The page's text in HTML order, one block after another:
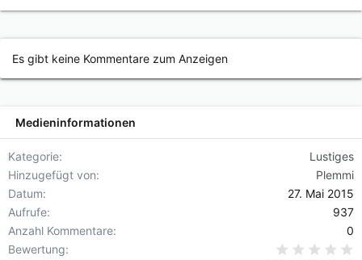
a
t
i
o
n
:
Es gibt keine Kommentare zum Anzeigen
Medieninformationen
Kategorie
Lustiges
Hinzugefügt von
Plemmi
Datum
27. Mai 2015
Aufrufe
937
Anzahl Kommentare
0
Bewertung